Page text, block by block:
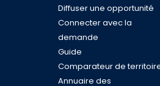
Diffuser une opportunité
Connecter avec la
demande
Guide
Comparateur de
Annuaire des